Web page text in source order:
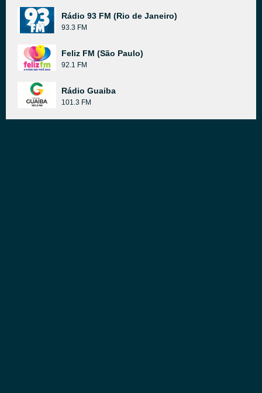
Rádio 93 FM (Rio de Janeiro)
93.3 FM
Feliz FM (São Paulo)
92.1 FM
Rádio Guaiba
101.3 FM